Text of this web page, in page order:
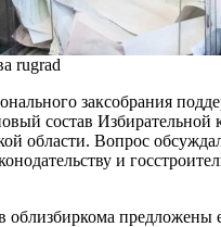
rugrad
заксобрания
состав Избирательной
области. Вопрос
и
облизбиркома предложены